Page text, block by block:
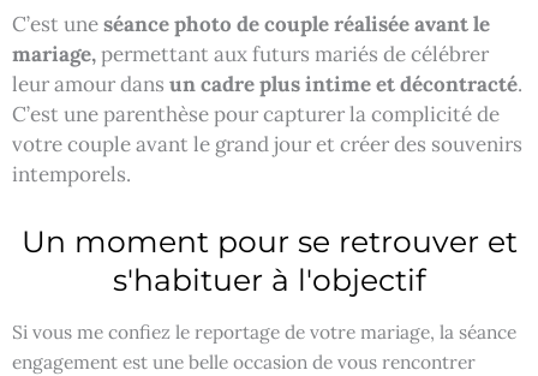
C’est uneséance photo de couple réalisée avant le
mariage,permettant aux futurs mariés de célébrer
leur amour dans un cadre plus intime et décontracté.
C’est une parenthèse pour capturer la complicité de
votre couple avant le grand jour et créer des souvenirs
intemporels.
Un moment pour se retrouver et
s'habituer à l'objectif
Si vous me confiez le reportage de votre mariage, la séance
engagement est une belle occasion de vous rencontrer